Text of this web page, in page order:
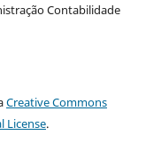
Contabilidade
Creative Commons
License.